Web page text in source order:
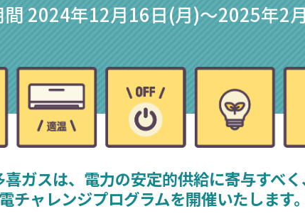
2024年12月16日(月)〜2025年2
ガスは、 電力の安定的供給に寄与すべ
チャレンジプログラムを開催いたします